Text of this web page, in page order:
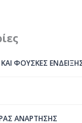
ΦΟΥΣΚΕΣ
ΑΝΑΡΤΗΣΗΣ